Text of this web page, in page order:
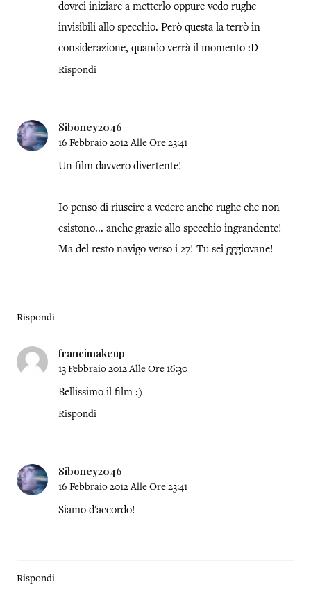
dovrei iniziare a metterlo oppure vedo rughe
invisibili allo specchio. Però questa la terrò in
considerazione, quando verrà il momento :D
Rispondi
Siboney2046
16 Febbraio 2012 Alle Ore 23:41
Un film davvero divertente!
Io penso di riuscire a vedere anche rughe che non
esistono... anche grazie allo specchio ingrandente!
Ma del resto navigo verso i 27! Tu sei gggiovane!
Rispondi
francimakeup
13 Febbraio 2012 Alle Ore 16:30
Bellissimo il film :)
Rispondi
Siboney2046
16 Febbraio 2012 Alle Ore 23:41
Siamo d'accordo!
Rispondi